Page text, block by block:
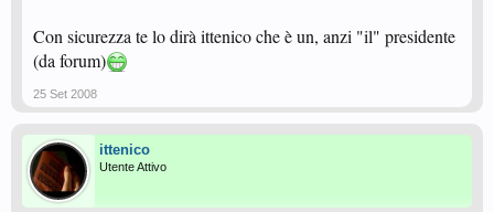
Con sicurezza te lo dirà ittenico che è un, anzi "il" presidente
(da forum)
25 Set 2008
ittenico
Utente Attivo